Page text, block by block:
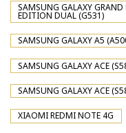
SAMSUNG GALAXY GRAND
EDITION DUAL (G531)
SAMSUNG GALAXY A5
SAMSUNG GALAXY ACE
SAMSUNG GALAXY ACE
XIAOMI REDMI NOTE 4G